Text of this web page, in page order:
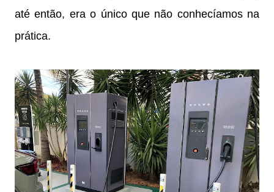
até então, era o único que não conhecíamos na
prática.